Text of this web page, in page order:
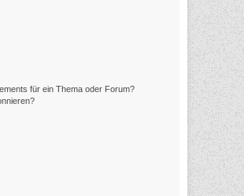
für ein Thema oder Forum?